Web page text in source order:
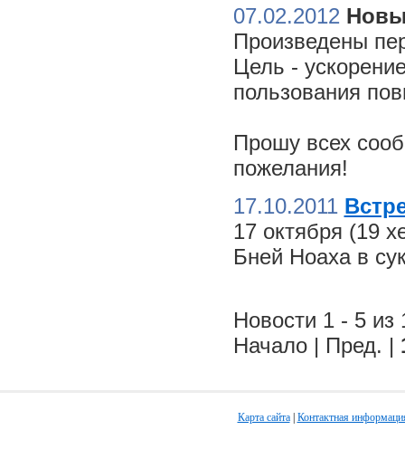
07.02.2012
Произведены
Цель -
пользования
Прошу всех
пожелания!
17.10.2011
17 октября (19
Бней Ноаха в
Новости 1 - 5 из
Начало | Пред. |
Карта сайта| Контактная